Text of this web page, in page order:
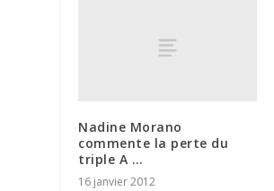
Nadine Morano
commente la perte du
triple A …
16 janvier 2012